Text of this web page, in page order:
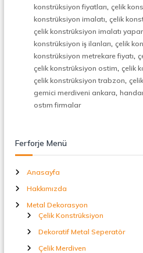
konstrüksiyon fiyatları, çelik
konstrüksiyon imalatı, çelik
çelik konstrüksiyon imalatı
konstrüksiyon iş ilanları, çelik
konstrüksiyon metrekare fiyatı,
çelik konstrüksiyon ostim, çelik
çelik konstrüksiyon trabzon,
gemici merdiveni ankara,
ostım firmalar
Ferforje Menü
Anasayfa
Hakkımızda
Metal Dekorasyon
Çelik Konstrüksiyon
Dekoratif Metal Seperatör
Çelik Merdiven